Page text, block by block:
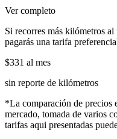
Ver completo
Si recorres más kilómetros
pagarás una tarifa
$331 al mes
sin reporte de kilómetros
*La comparación de precios
mercado, tomada de varios
tarifas aqui presentadas